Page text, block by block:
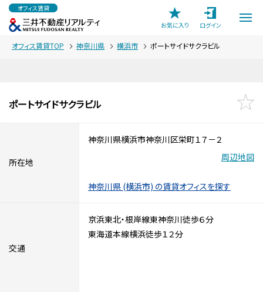
オフィス賃貸
お気に入り
ログイン
オフィス賃貸TOP 神奈川県 横浜市 ポートサイドサクラビル
ポートサイドサクラビル
所在地
神奈川県横浜市神奈川区栄町１７－２
周辺地図
神奈川県 (横浜市) の賃貸オフィスを探す
交通
京浜東北・根岸線東神奈川徒歩６分
東海道本線横浜徒歩１２分